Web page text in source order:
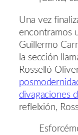
Una vez
encontramos
Guillermo
la sección
Rosselló
divagaciones
reflelxión,